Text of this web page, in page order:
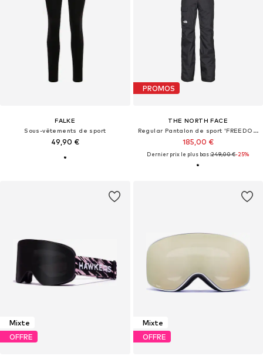
FALKE
Sous-vêtements de sport
49,90 €
PROMOS
THE NORTH FACE
Regular Pantalon de sport 'FREEDOM BIB'
185,00 €
Dernier prix le plus bas :249,00 €-25%
Mixte
OFFRE
Mixte
OFFRE